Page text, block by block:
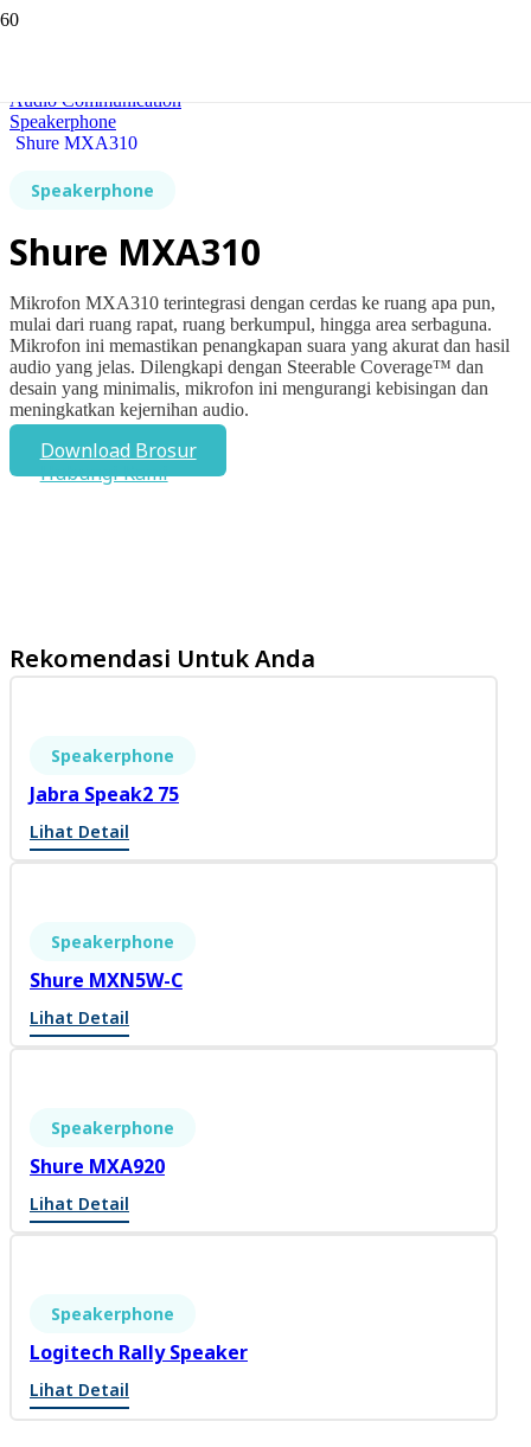
Audio Communication
Speakerphone
Shure MXA310
Speakerphone
Shure MXA310
Mikrofon MXA310 terintegrasi dengan cerdas ke ruang apa pun,
mulai dari ruang rapat, ruang berkumpul, hingga area serbaguna.
Mikrofon ini memastikan penangkapan suara yang akurat dan hasil
audio yang jelas. Dilengkapi dengan Steerable Coverage™ dan
desain yang minimalis, mikrofon ini mengurangi kebisingan dan
meningkatkan kejernihan audio.
Download Brosur
Hubungi Kami
Rekomendasi Untuk Anda
Speakerphone
Jabra Speak2 75
Lihat Detail
Speakerphone
Shure MXN5W-C
Lihat Detail
Speakerphone
Shure MXA920
Lihat Detail
Speakerphone
Logitech Rally Speaker
Lihat Detail